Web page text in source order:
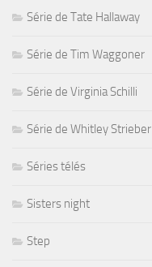
Série de Tate Hallaway
Série de Tim Waggoner
Série de Virginia Schilli
Série de Whitley Strieber
Séries télés
Sisters night
Step